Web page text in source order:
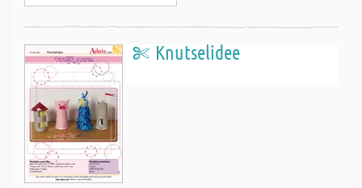
Knutselidee